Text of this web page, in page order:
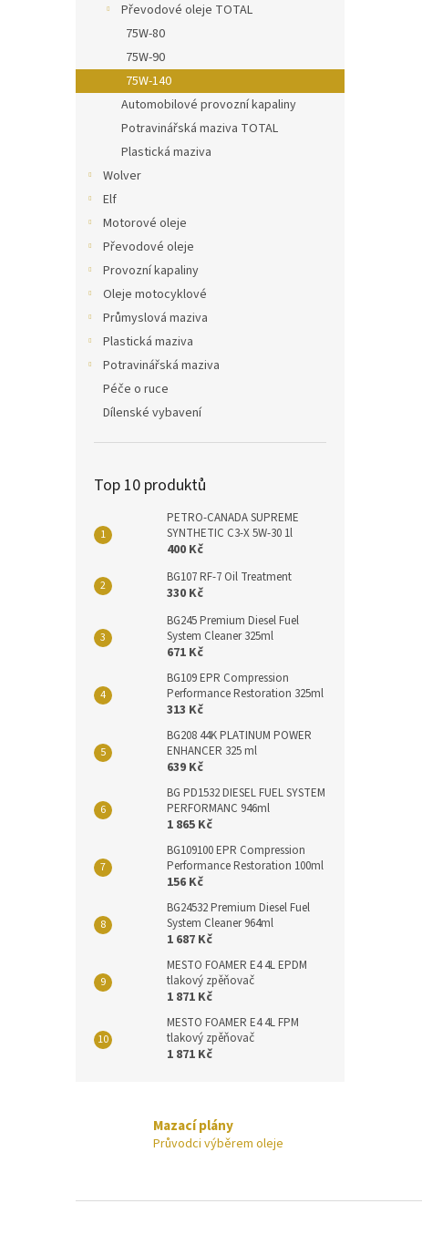
Převodové oleje TOTAL
75W-80
75W-90
75W-140
Automobilové provozní kapaliny
Potravinářská maziva TOTAL
Plastická maziva
Wolver
Elf
Motorové oleje
Převodové oleje
Provozní kapaliny
Oleje motocyklové
Průmyslová maziva
Plastická maziva
Potravinářská maziva
Péče o ruce
Dílenské vybavení
Top 10 produktů
PETRO-CANADA SUPREME
SYNTHETIC C3-X 5W-30 1l
400 Kč
BG107 RF-7 Oil Treatment
330 Kč
BG245 Premium Diesel Fuel
System Cleaner 325ml
671 Kč
BG109 EPR Compression
Performance Restoration 325ml
313 Kč
BG208 44K PLATINUM POWER
ENHANCER 325 ml
639 Kč
BG PD1532 DIESEL FUEL SYSTEM
PERFORMANC 946ml
1 865 Kč
BG109100 EPR Compression
Performance Restoration 100ml
156 Kč
BG24532 Premium Diesel Fuel
System Cleaner 964ml
1 687 Kč
MESTO FOAMER E4 4L EPDM
tlakový zpěňovač
1 871 Kč
MESTO FOAMER E4 4L FPM
tlakový zpěňovač
1 871 Kč
Mazací plány
Průvodci výběrem oleje